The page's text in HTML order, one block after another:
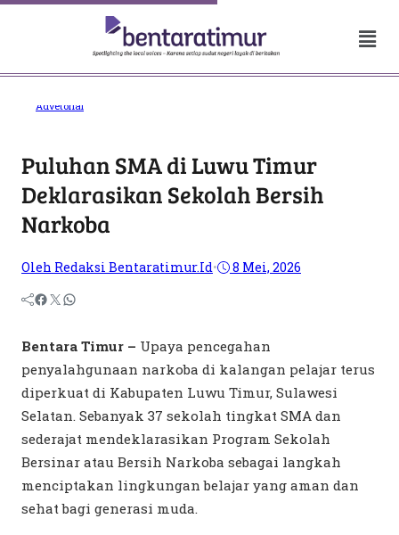
Advetorial
Puluhan SMA di Luwu Timur
Deklarasikan Sekolah Bersih
Narkoba
Oleh Redaksi Bentaratimur.id• 8 Mei, 2026
Bentara Timur – Upaya pencegahan
penyalahgunaan narkoba di kalangan pelajar terus
diperkuat di Kabupaten Luwu Timur, Sulawesi
Selatan. Sebanyak 37 sekolah tingkat SMA dan
sederajat mendeklarasikan Program Sekolah
Bersinar atau Bersih Narkoba sebagai langkah
menciptakan lingkungan belajar yang aman dan
sehat bagi generasi muda.